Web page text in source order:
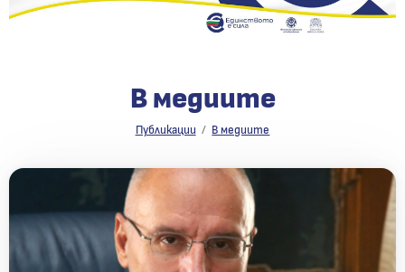
В медиите
Публикации В медиите
В медиите
Всички новини